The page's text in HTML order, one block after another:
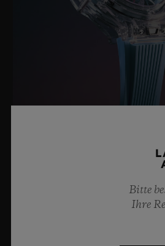
Meister des Saphirs, setzt mit der
Sapphire Sky Blue erneut
Uhrmacherkunst. Diese auf 100
Bitte
Ihre